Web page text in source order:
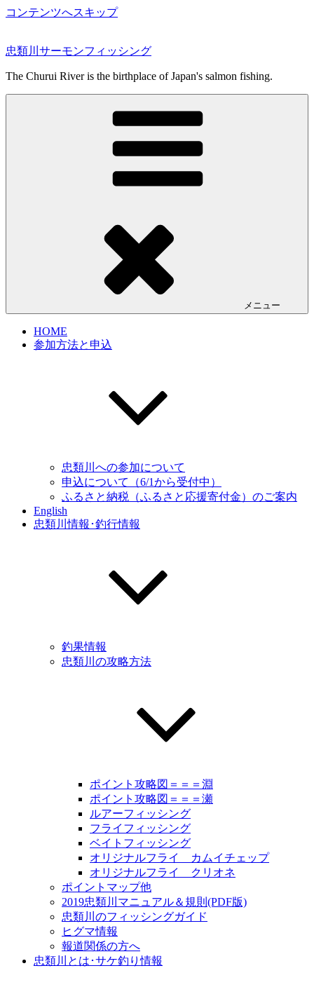
コンテンツへスキップ
忠類川サーモンフィッシング
The Churui River is the birthplace of Japan's salmon fishing.
メニュー
HOME
参加方法と申込
忠類川への参加について
申込について（6/1から受付中）
ふるさと納税（ふるさと応援寄付金）のご案内
English
忠類川情報･釣行情報
釣果情報
忠類川の攻略方法
ポイント攻略図＝＝＝淵
ポイント攻略図＝＝＝瀬
ルアーフィッシング
フライフィッシング
ベイトフィッシング
オリジナルフライ カムイチェップ
オリジナルフライ クリオネ
ポイントマップ他
2019忠類川マニュアル＆規則(PDF版)
忠類川のフィッシングガイド
ヒグマ情報
報道関係の方へ
忠類川とは･サケ釣り情報